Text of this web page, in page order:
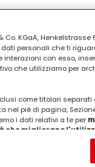
a 360 gradi,
intorno per
Co. KGaA,
dati personali che ti
con esso,
che utilizziamo per
come titolari
piè di pagina,
i dati relativi a te per
migliorano
di questo sito Web e le
e su tale base
commerciali e